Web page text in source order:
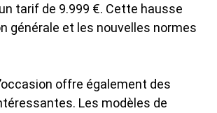
tarif de 9.999 €. Cette hausse
générale et les nouvelles normes
offre également des
Les modèles de